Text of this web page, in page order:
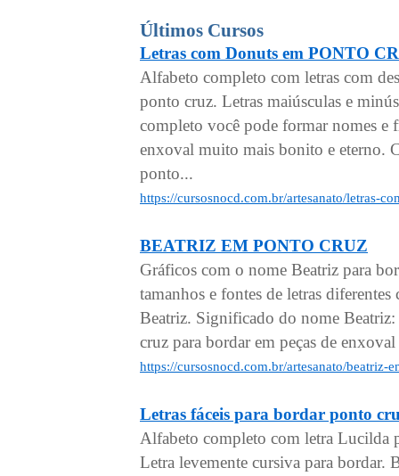
Últimos Cursos
Letras com Donuts em PONTO
Alfabeto completo com letras com
ponto cruz. Letras maiúsculas e
completo você pode formar nomes e
enxoval muito mais bonito e eterno.
ponto...
https://cursosnocd.com.br/artesanato/letras-
BEATRIZ EM PONTO CRUZ
Gráficos com o nome Beatriz para
tamanhos e fontes de letras
Beatriz. Significado do nome
cruz para bordar em peças de
https://cursosnocd.com.br/artesanato/beatriz-
Letras fáceis para bordar ponto
Alfabeto completo com letra Lucilda
Letra levemente cursiva para bordar.